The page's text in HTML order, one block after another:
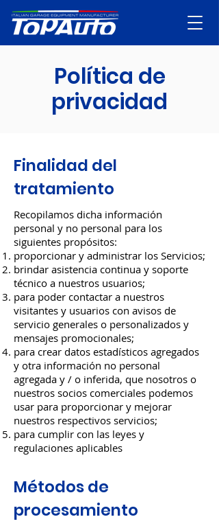
Política de
privacidad
Finalidad del
tratamiento
Recopilamos dicha información
personal y no personal para los
siguientes propósitos:
proporcionar y administrar los Servicios;
brindar asistencia continua y soporte
técnico a nuestros usuarios;
para poder contactar a nuestros
visitantes y usuarios con avisos de
servicio generales o personalizados y
mensajes promocionales;
para crear datos estadísticos agregados
y otra información no personal
agregada y / o inferida, que nosotros o
nuestros socios comerciales podemos
usar para proporcionar y mejorar
nuestros respectivos servicios;
para cumplir con las leyes y
regulaciones aplicables
Métodos de
procesamiento